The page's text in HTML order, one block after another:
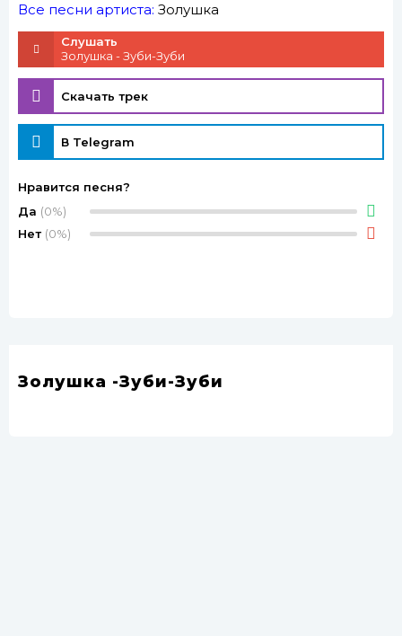
Все песни артиста: Золушка
Слушать
Золушка - Зуби-Зуби
Скачать трек
В Telegram
Нравится песня?
Да (0%)
Нет (0%)
Золушка -Зуби-Зуби